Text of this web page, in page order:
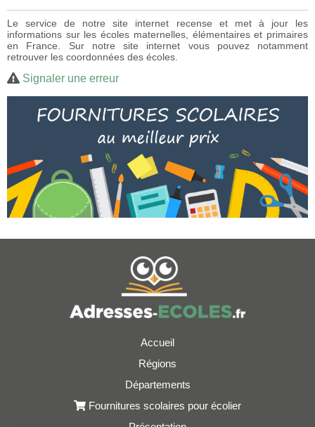
Le service de notre site internet recense et met à jour les
informations sur les écoles maternelles, élémentaires et primaires
en France. Sur notre site internet vous pouvez notamment
retrouver les coordonnées des écoles.
Signaler une erreur
Accueil
Régions
Départements
Fournitures scolaires pour écolier